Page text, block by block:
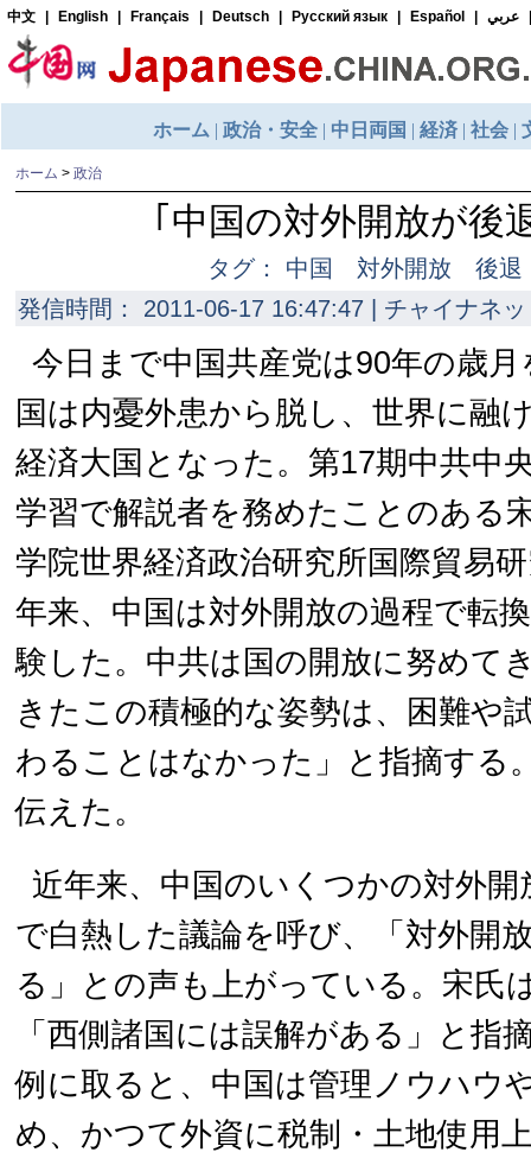
ホーム > 政治
｢中国の対外開放が後
タグ： 中国 対外開放 後
発信時間： 2011-06-17 16:47:47 | チャイナネ
今日まで中国共産党は90年の歳
国は内憂外患から脱し、世界に融
経済大国となった。第17期中共中
学習で解説者を務めたことのある
学院世界経済政治研究所国際貿易
年来、中国は対外開放の過程で転
験した。中共は国の開放に努めて
きたこの積極的な姿勢は、困難や
わることはなかった」と指摘する
伝えた。
近年来、中国のいくつかの対外開
で白熱した議論を呼び、「対外開
る」との声も上がっている。宋氏
「西側諸国には誤解がある」と指
例に取ると、中国は管理ノウハウ
め、かつて外資に税制・土地使用